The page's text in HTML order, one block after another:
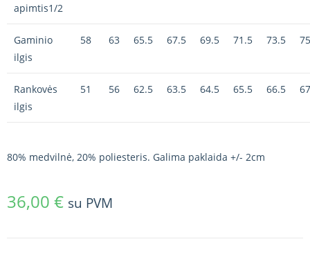
apimtis1/2
Gaminio
ilgis
58 63 65.5 67.5 69.5 71.5 73.5
Rankovės
ilgis
51 56 62.5 63.5 64.5 65.5 66.5
80% medvilnė, 20% poliesteris. Galima paklaida +/- 2cm
36,00 € su PVM